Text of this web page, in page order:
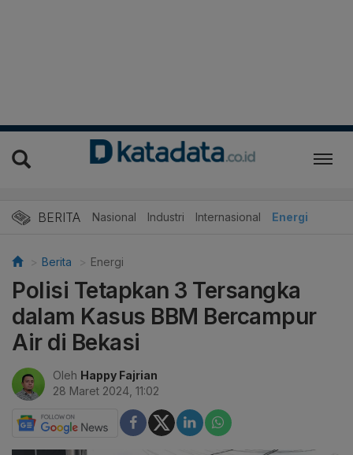
BERITA Nasional Industri Internasional Energi
Berita Energi
Polisi Tetapkan 3 Tersangka
dalam Kasus BBM Bercampur
Air di Bekasi
Oleh Happy Fajrian
28 Maret 2024, 11:02